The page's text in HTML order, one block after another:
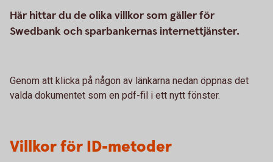
Här hittar du de olika villkor som gäller för
Swedbank och sparbankernas internettjänster.
Genom att klicka på någon av länkarna nedan öppnas det
valda dokumentet som en pdf-fil i ett nytt fönster.
Villkor för ID-metoder